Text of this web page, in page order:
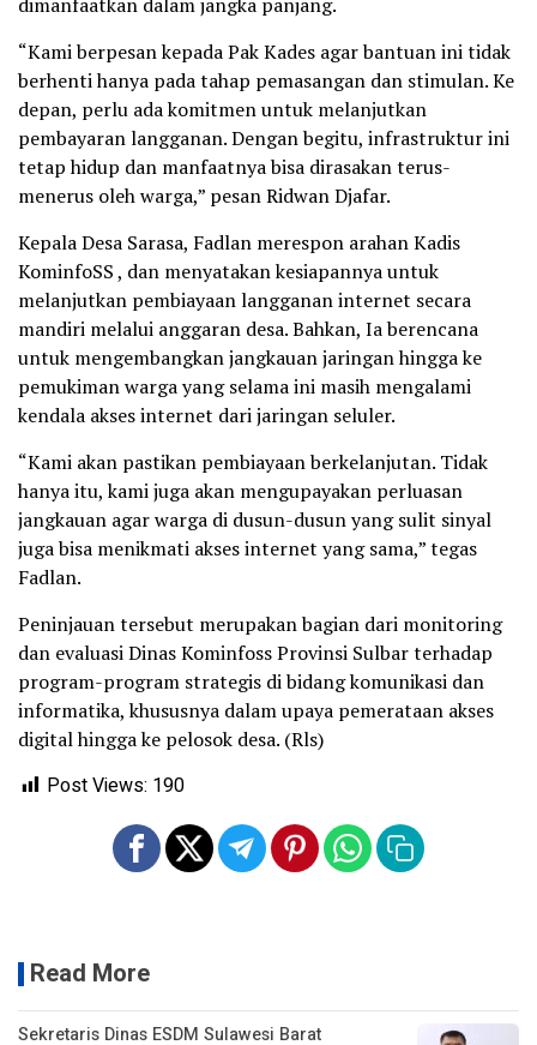
“Kami berpesan kepada Pak Kades agar bantuan ini tidak
berhenti hanya pada tahap pemasangan dan stimulan. Ke
depan, perlu ada komitmen untuk melanjutkan
pembayaran langganan. Dengan begitu, infrastruktur ini
tetap hidup dan manfaatnya bisa dirasakan terus-
menerus oleh warga,” pesan Ridwan Djafar.
Kepala Desa Sarasa, Fadlan merespon arahan Kadis
KominfoSS , dan menyatakan kesiapannya untuk
melanjutkan pembiayaan langganan internet secara
mandiri melalui anggaran desa. Bahkan, Ia berencana
untuk mengembangkan jangkauan jaringan hingga ke
pemukiman warga yang selama ini masih mengalami
kendala akses internet dari jaringan seluler.
“Kami akan pastikan pembiayaan berkelanjutan. Tidak
hanya itu, kami juga akan mengupayakan perluasan
jangkauan agar warga di dusun-dusun yang sulit sinyal
juga bisa menikmati akses internet yang sama,” tegas
Fadlan.
Peninjauan tersebut merupakan bagian dari monitoring
dan evaluasi Dinas Kominfoss Provinsi Sulbar terhadap
program-program strategis di bidang komunikasi dan
informatika, khususnya dalam upaya pemerataan akses
digital hingga ke pelosok desa. (Rls)
Post Views: 190
Read More
Sekretaris Dinas ESDM Sulawesi Barat